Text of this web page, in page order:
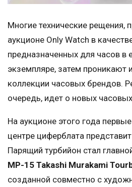
Многие технические рещения,
аукционе Only Watch в
предназначенных для часов в
экземпляре, затем проникают
коллекции часовых брендов.
очередь, идет о новых часовых
На аукционе этого года
центре циферблата
Парящий турбийон стал
MP-15 Takashi Murakami
созданной совместно с